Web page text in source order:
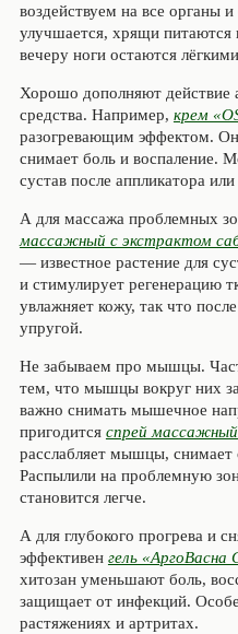
воздействуем на все органы
улучшается, хрящи
вечеру ноги остаются
Хорошо дополняют действие
средства. Например, крем
разогревающим эффектом.
снимает боль и воспаление.
сустав после аппликатора
А для массажа проблемных
массажный с экстрактом
— известное растение для
и стимулирует регенерацию
увлажняет кожу, так что
упругой.
Не забываем про мышцы.
тем, что мышцы вокруг них
важно снимать мышечное
пригодится спрей
расслабляет мышцы,
Распылили на проблемную
становится легче.
А для глубокого прогрева и
эффективен гель «АргоВасна
хитозан уменьшают боль,
защищает от инфекций.
растяжениях и артритах.